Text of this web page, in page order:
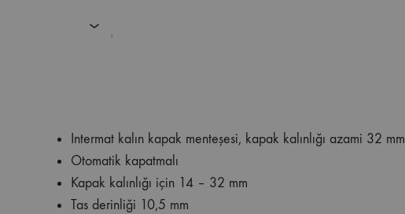
Intermat kalın kapak menteşesi, kapak kalınlığı azami 32 mm
Otomatik kapatmalı
Kapak kalınlığı için 14 – 32 mm
Tas derinliği 10,5 mm